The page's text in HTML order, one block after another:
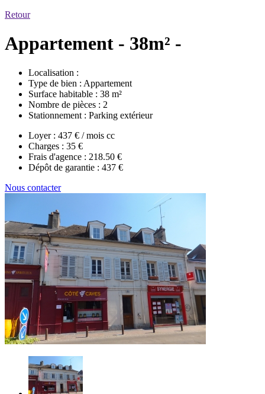
Retour
Appartement - 38m² -
Localisation :
Type de bien : Appartement
Surface habitable : 38 m²
Nombre de pièces : 2
Stationnement : Parking extérieur
Loyer : 437 € / mois cc
Charges : 35 €
Frais d'agence : 218.50 €
Dépôt de garantie : 437 €
Nous contacter